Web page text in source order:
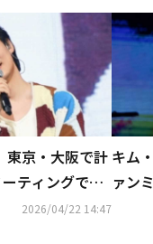
東京・大阪で計
ティングで多
本語曲の初歌唱
2026/04/22 14:47
キム
ァン
了